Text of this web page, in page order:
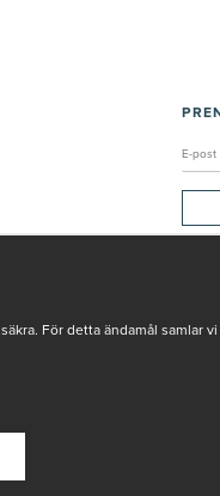
För detta ändamål samlar